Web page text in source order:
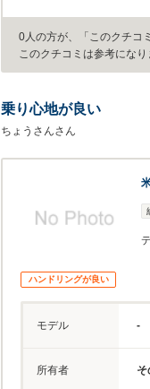
0人の方が、「このクチコ
このクチコミは参考になり
乗り心地が良い
ちょうさんさん
ハンドリングが良い
モデル -
所有者 そ